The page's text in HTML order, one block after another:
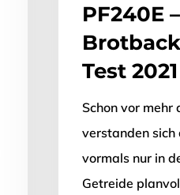
PF240E –
Test 2021
Schon vor mehr
verstanden sich
vormals nur in
Getreide